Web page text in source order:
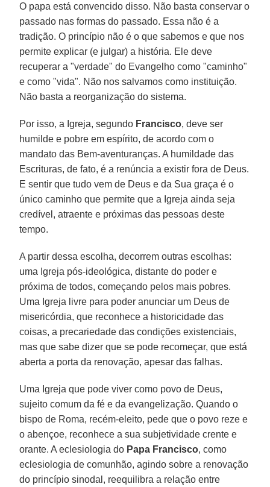
O papa está convencido disso. Não basta conservar o
passado nas formas do passado. Essa não é a
tradição. O princípio não é o que sabemos e que nos
permite explicar (e julgar) a história. Ele deve
recuperar a "verdade" do Evangelho como "caminho"
e como "vida". Não nos salvamos como instituição.
Não basta a reorganização do sistema.
Por isso, a Igreja, segundo Francisco, deve ser
humilde e pobre em espírito, de acordo com o
mandato das Bem-aventuranças. A humildade das
Escrituras, de fato, é a renúncia a existir fora de Deus.
E sentir que tudo vem de Deus e da Sua graça é o
único caminho que permite que a Igreja ainda seja
credível, atraente e próximas das pessoas deste
tempo.
A partir dessa escolha, decorrem outras escolhas:
uma Igreja pós-ideológica, distante do poder e
próxima de todos, começando pelos mais pobres.
Uma Igreja livre para poder anunciar um Deus de
misericórdia, que reconhece a historicidade das
coisas, a precariedade das condições existenciais,
mas que sabe dizer que se pode recomeçar, que está
aberta a porta da renovação, apesar das falhas.
Uma Igreja que pode viver como povo de Deus,
sujeito comum da fé e da evangelização. Quando o
bispo de Roma, recém-eleito, pede que o povo reze e
o abençoe, reconhece a sua subjetividade crente e
orante. A eclesiologia do Papa Francisco, como
eclesiologia de comunhão, agindo sobre a renovação
do princípio sinodal, reequilibra a relação entre